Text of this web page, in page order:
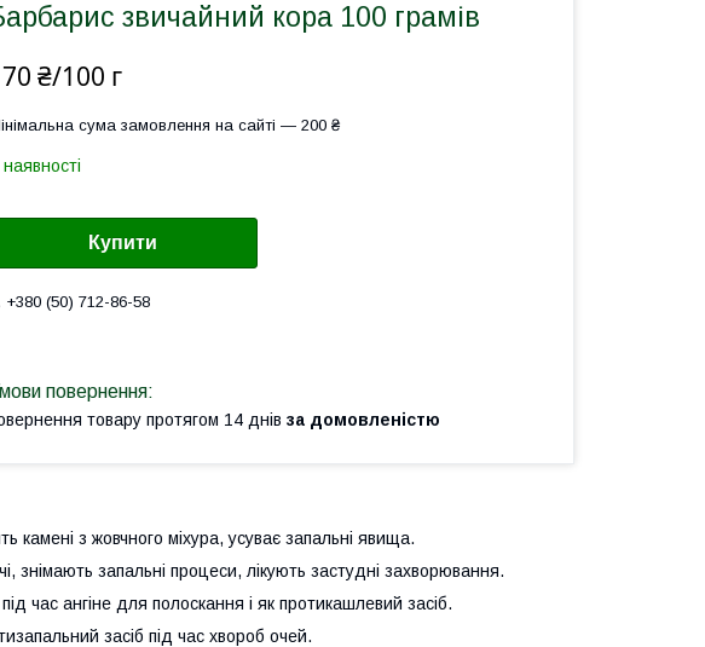
звичайний кора 100 грамів
₴/100 г
сума замовлення на сайті — 200 ₴
Купити
+380 (50) 712-86-58
товару протягом 14 днів за домовленістю
камені з жовчного міхура, усуває запальні явища.
знімають запальні процеси, лікують застудні захворювання.
час ангіне для полоскання і як протикашлевий засіб.
засіб під час хвороб очей.